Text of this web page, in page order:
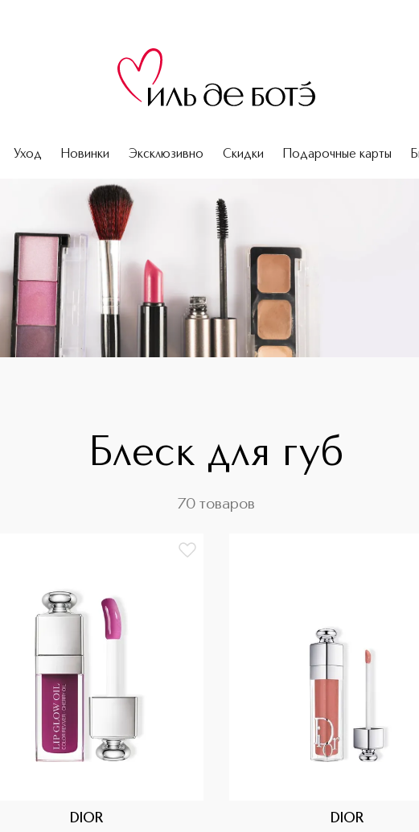
Уход Новинки Эксклюзивно Скидки Подарочные карты
Блеск для губ
70 товаров
DIOR DIOR